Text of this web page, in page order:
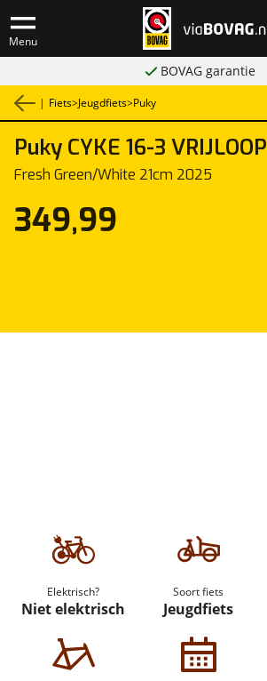
Menu
BOVAG garantie
| Fiets>Jeugdfiets>Puky
Puky CYKE 16-3 VRIJLOOP
Fresh Green/White 21cm 2025
Elektrisch?
Niet elektrisch
Soort fiets
Jeugdfiets
349,99